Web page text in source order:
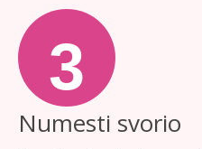
3
Numesti svorio